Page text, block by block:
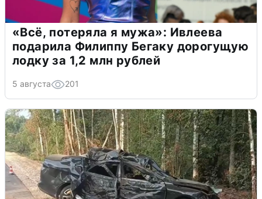
«Всё, потеряла я мужа»: Ивлеева
подарила Филиппу Бегаку дорогущую
лодку за 1,2 млн рублей
5 августа 201